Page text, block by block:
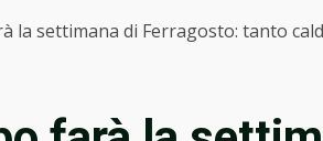
la settimana di Ferragosto: tanto